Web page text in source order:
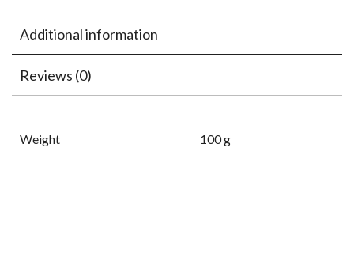
Additional information
Reviews (0)
Weight 100 g